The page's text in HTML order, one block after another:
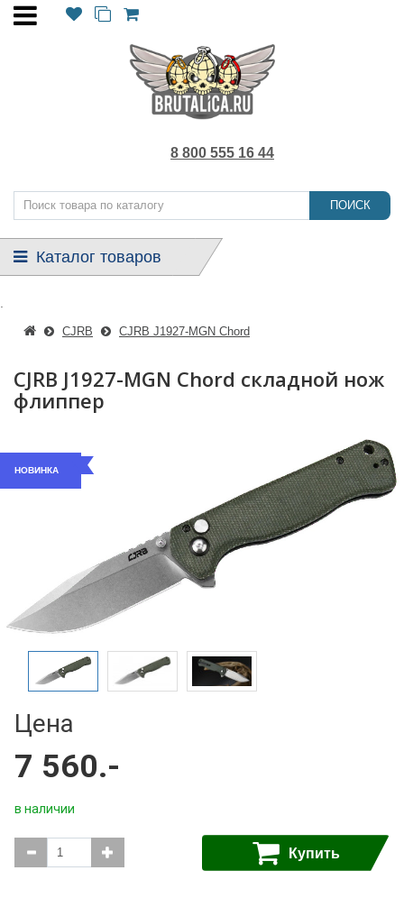
8 800 555 16 44
ПОИСК
Каталог товаров
CJRB CJRB J1927-MGN Chord
CJRB J1927-MGN Chord складной нож
флиппер
НОВИНКА
Цена
7 560.-
в наличии
Купить